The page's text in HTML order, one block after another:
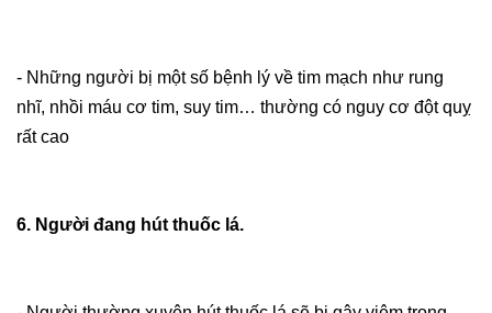
- Những người bị một số bệnh lý về tim mạch như rung
nhĩ, nhồi máu cơ tim, suy tim… thường có nguy cơ đột quỵ
rất cao
6. Người đang hút thuốc lá.